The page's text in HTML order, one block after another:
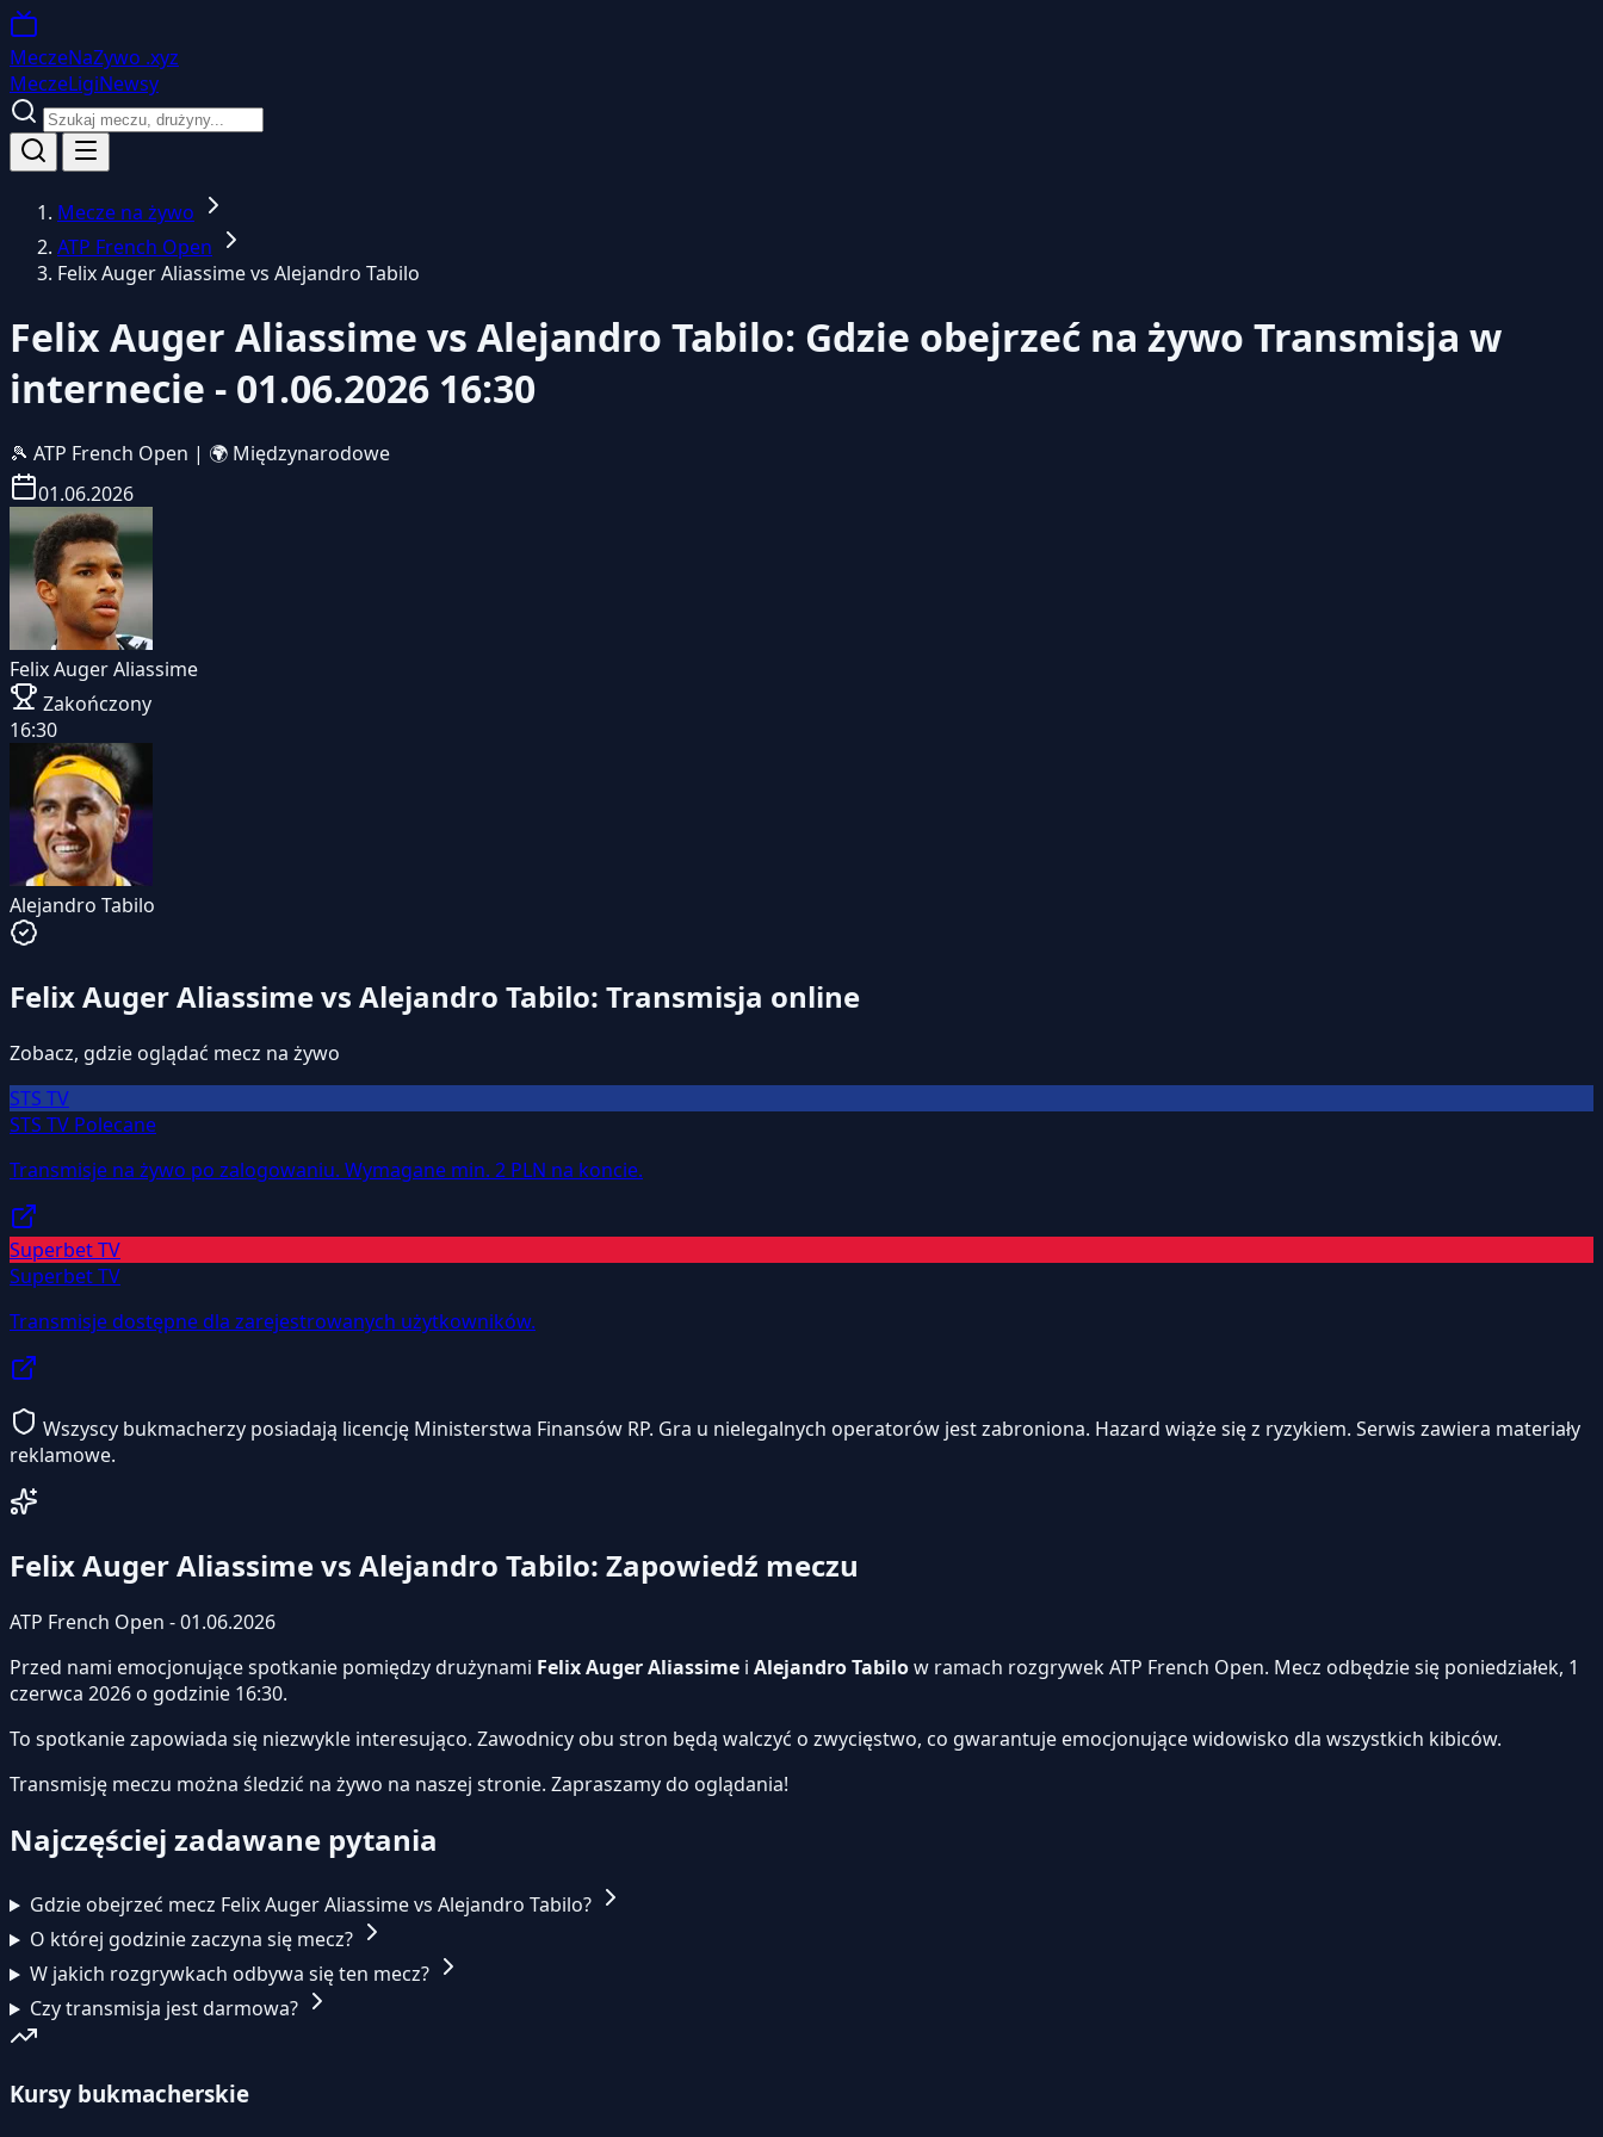
MeczeNaZywo .xyz
MeczeLigiNewsy
Mecze na żywo
ATP French Open
Felix Auger Aliassime vs Alejandro Tabilo
Felix Auger Aliassime vs Alejandro Tabilo: Gdzie obejrzeć na żywo Transmisja w
internecie - 01.06.2026 16:30
🎾 ATP French Open | 🌍 Międzynarodowe
01.06.2026
Felix Auger Aliassime
Zakończony
16:30
Alejandro Tabilo
Felix Auger Aliassime vs Alejandro Tabilo: Transmisja online
Zobacz, gdzie oglądać mecz na żywo
STS TV
STS TV Polecane
Transmisje na żywo po zalogowaniu. Wymagane min. 2 PLN na koncie.
Superbet TV
Superbet TV
Transmisje dostępne dla zarejestrowanych użytkowników.
Wszyscy bukmacherzy posiadają licencję Ministerstwa Finansów RP. Gra u nielegalnych operatorów jest zabroniona. Hazard wiąże się z ryzykiem. Serwis zawiera materiały
reklamowe.
Felix Auger Aliassime vs Alejandro Tabilo: Zapowiedź meczu
ATP French Open - 01.06.2026
Przed nami emocjonujące spotkanie pomiędzy drużynami Felix Auger Aliassime i Alejandro Tabilow ramach rozgrywek ATP French Open. Mecz odbędzie się poniedziałek, 1
czerwca 2026 o godzinie 16:30.
To spotkanie zapowiada się niezwykle interesująco. Zawodnicy obu stron będą walczyć o zwycięstwo, co gwarantuje emocjonujące widowisko dla wszystkich kibiców.
Transmisję meczu można śledzić na żywo na naszej stronie. Zapraszamy do oglądania!
Najczęściej zadawane pytania
Gdzie obejrzeć mecz Felix Auger Aliassime vs Alejandro Tabilo?
O której godzinie zaczyna się mecz?
W jakich rozgrywkach odbywa się ten mecz?
Czy transmisja jest darmowa?
Kursy bukmacherskie